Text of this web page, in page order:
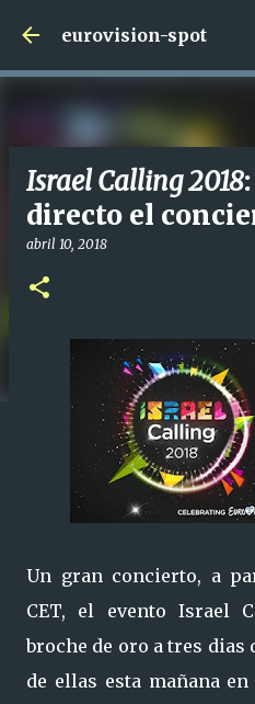
Ir al
eurovision-spot
Israel Calling 2018
directo el
abril 10, 2018
Un gran concierto, a
CET, el evento Israel
broche de oro a tres dias
de ellas esta mañana